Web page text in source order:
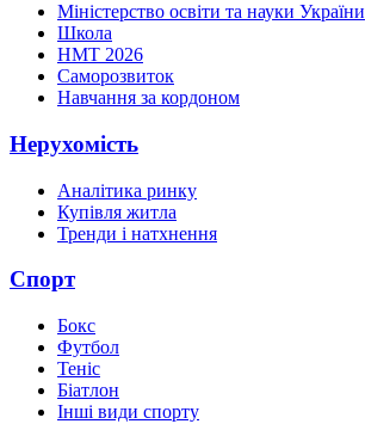
Міністерство освіти та науки України
Школа
НМТ 2026
Саморозвиток
Навчання за кордоном
Нерухомість
Аналітика ринку
Купівля житла
Тренди і натхнення
Спорт
Бокс
Футбол
Теніс
Біатлон
Інші види спорту